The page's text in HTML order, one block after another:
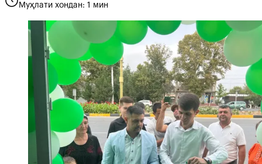
Муҳлати хондан: 1 мин